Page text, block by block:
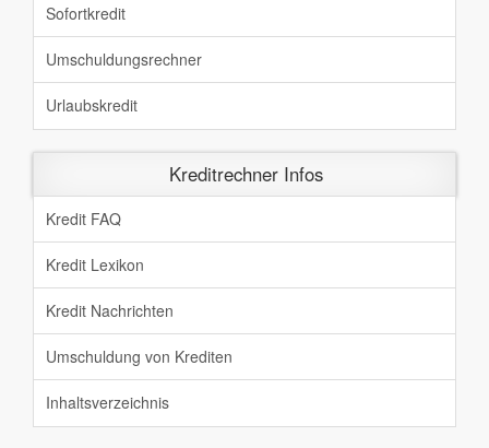
Sofortkredit
Umschuldungsrechner
Urlaubskredit
Kreditrechner Infos
Kredit FAQ
Kredit Lexikon
Kredit Nachrichten
Umschuldung von Krediten
Inhaltsverzeichnis